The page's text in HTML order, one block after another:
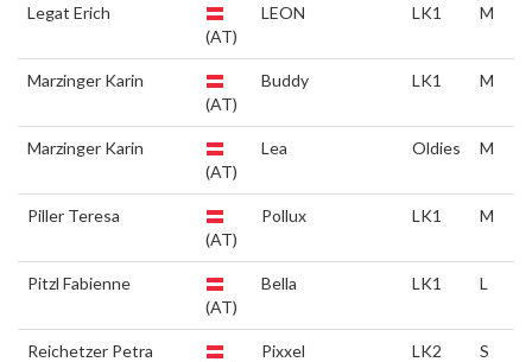
Legat Erich
(AT)
LEON LK1 M
Marzinger Karin
(AT)
Buddy LK1 M
Marzinger Karin
(AT)
Lea Oldies M
Piller Teresa
(AT)
Pollux LK1 M
Pitzl Fabienne
(AT)
Bella LK1 L
Reichetzer Petra
Pixxel LK2 S